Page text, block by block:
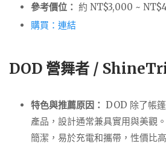
參考價位： 約 NT$3,000 ~
購買：連結
DOD 營舞者 /
特色與推薦原因： DOD 除了帳
產品，設計通常兼具實用與美觀
簡潔，易於充電和攜帶，性價比